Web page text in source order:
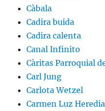
Càbala
Cadira buida
Cadira calenta
Canal Infinito
Càritas Parroquial
Carl Jung
Carlota Wetzel
Carmen Luz Heredia